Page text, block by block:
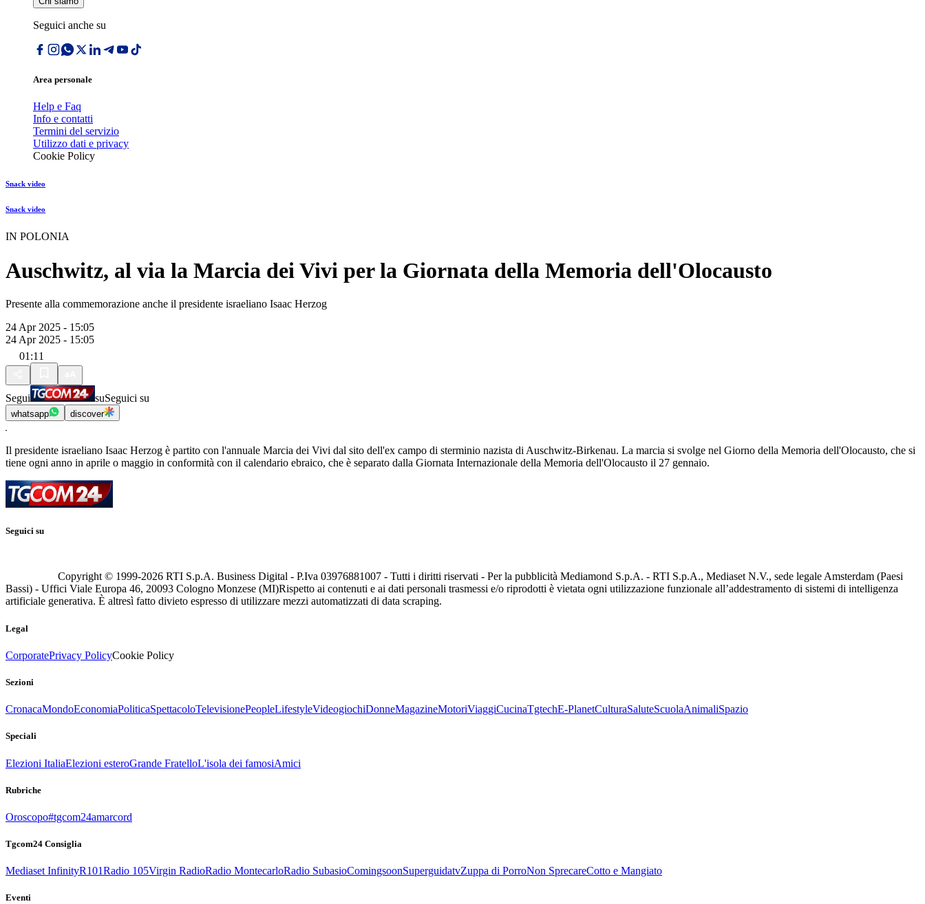
Seguici anche su
Area personale
Help e Faq
Info e contatti
Termini del servizio
Utilizzo dati e privacy
Cookie Policy
Snack video
Snack video
IN POLONIA
Auschwitz, al via la Marcia dei Vivi per la Giornata della Memoria dell'Olocausto
Presente alla commemorazione anche il presidente israeliano Isaac Herzog
24 Apr 2025 - 15:05
24 Apr 2025 - 15:05
01:11
Segui suSeguici su
whatsapp discover
Il presidente israeliano Isaac Herzog è partito con l'annuale Marcia dei Vivi dal sito dell'ex campo di sterminio nazista di Auschwitz-Birkenau. La marcia si svolge nel Giorno della Memoria dell'Olocausto, che si
tiene ogni anno in aprile o maggio in conformità con il calendario ebraico, che è separato dalla Giornata Internazionale della Memoria dell'Olocausto il 27 gennaio.
Seguici su
Copyright © 1999-2026 RTI S.p.A. Business Digital - P.Iva 03976881007 - Tutti i diritti riservati - Per la pubblicità Mediamond S.p.A. - RTI S.p.A., Mediaset N.V., sede legale Amsterdam (Paesi
Bassi) - Uffici Viale Europa 46, 20093 Cologno Monzese (MI)Rispetto ai contenuti e ai dati personali trasmessi e/o riprodotti è vietata ogni utilizzazione funzionale all’addestramento di sistemi di intelligenza
artificiale generativa. È altresì fatto divieto espresso di utilizzare mezzi automatizzati di data scraping.
Legal
CorporatePrivacy PolicyCookie Policy
Sezioni
CronacaMondoEconomiaPoliticaSpettacoloTelevisionePeopleLifestyleVideogiochiDonneMagazineMotoriViaggiCucinaTgtechE-PlanetCulturaSaluteScuolaAnimaliSpazio
Speciali
Elezioni ItaliaElezioni esteroGrande FratelloL'isola dei famosiAmici
Rubriche
Oroscopo#tgcom24amarcord
Tgcom24 Consiglia
Mediaset InfinityR101Radio 105Virgin RadioRadio MontecarloRadio SubasioComingsoonSuperguidatvZuppa di PorroNon SprecareCotto e Mangiato
Eventi